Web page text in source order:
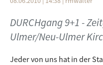
DURCHgang 9+1 -
Ulmer/Neu-Ulmer
Jeder von uns hat in der